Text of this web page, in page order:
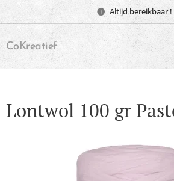
Altijd bereikbaar !
CoKreatief
Lontwol 100 gr